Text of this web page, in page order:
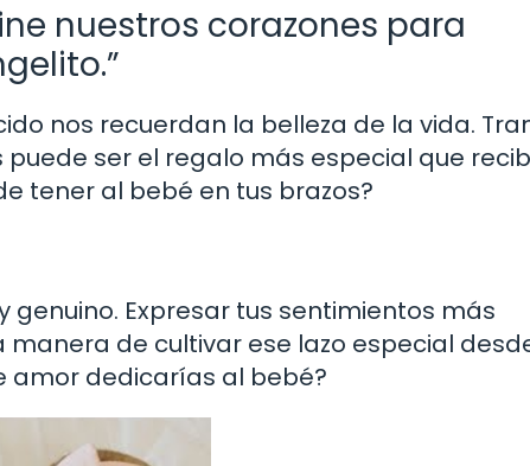
nuestros corazones para
nos recuerdan la belleza de la vida.
ser el regalo más especial que
tener al bebé en tus brazos?
genuino. Expresar tus sentimientos más
de cultivar ese lazo especial
amor dedicarías al bebé?